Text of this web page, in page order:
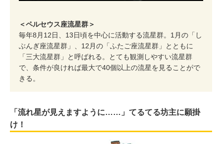
＜ペルセウス座流星群＞
毎年8月12日、13日頃を中心に活動する流星群。1月の「し
ぶんぎ座流星群」、12月の「ふたご座流星群」とともに
「三大流星群」と呼ばれる。とても観測しやすい流星群
で、条件が良ければ最大で40個以上の流星を見ることがで
きる。
「流れ星が見えますように……」てるてる坊主に願掛
け！